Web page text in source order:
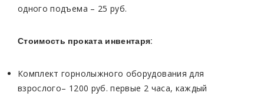
одного подъема – 25 руб.
Стоимость проката инвентаря:
Комплект горнолыжного оборудования для
взрослого– 1200 руб. первые 2 часа, каждый